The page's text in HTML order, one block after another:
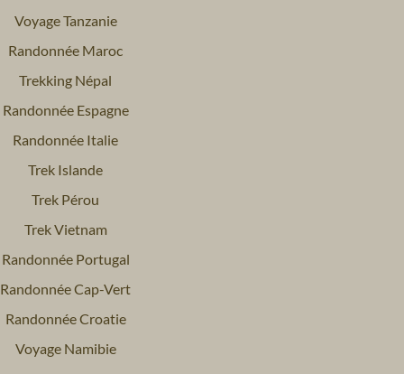
Voyage Tanzanie
Randonnée Maroc
Trekking Népal
Randonnée Espagne
Randonnée Italie
Trek Islande
Trek Pérou
Trek Vietnam
Randonnée Portugal
Randonnée Cap-Vert
Randonnée Croatie
Voyage Namibie